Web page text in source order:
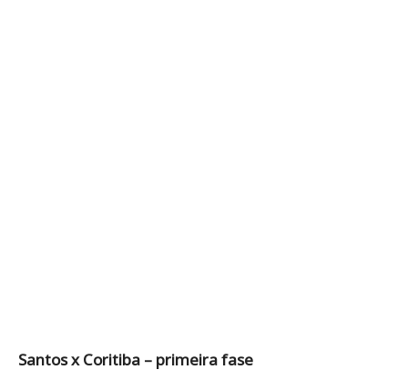
Santos x Coritiba – primeira fase